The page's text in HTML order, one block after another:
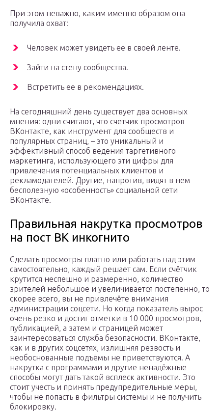
При этом неважно, каким именно образом она
получила охват:
Человек может увидеть ее в своей ленте.
Зайти на стену сообщества.
Встретить ее в рекомендациях.
На сегодняшний день существует два основных
мнения: одни считают, что счетчик просмотров
ВКонтакте, как инструмент для сообществ и
популярных страниц, – это уникальный и
эффективный способ ведения таргетивного
маркетинга, использующего эти цифры для
привлечения потенциальных клиентов и
рекламодателей. Другие, напротив, видят в нем
бесполезную «особенность» социальной сети
ВКонтакте.
Правильная накрутка просмотров
на пост ВК инкогнито
Сделать просмотры платно или работать над этим
самостоятельно, каждый решает сам. Если счётчик
крутится неспешно и размеренно, количество
зрителей небольшое и увеличивается постепенно, то
скорее всего, вы не привлечёте внимания
администрации соцсети. Но когда показатель вырос
очень резко и достиг отметки в 10 000 просмотров,
публикацией, а затем и страницей может
заинтересоваться служба безопасности. ВКонтакте,
как и в других соцсетях, излишняя резвость и
необоснованные подъёмы не приветствуются. А
накрутка с программами и другие ненадёжные
способы могут дать такой всплеск активности. Это
стоит учесть и принять предупредительные меры,
чтобы не попасть в фильтры системы и не получить
блокировку.